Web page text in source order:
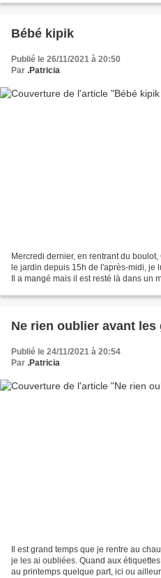
Bébé kipik
Publié le 26/11/2021 à 20:50
Par .Patricia
Mercredi dernier, en rentrant du
le jardin depuis 15h de l'après-midi, je
Il a mangé mais il est resté là dans un
Ne rien oublier avant
Publié le 24/11/2021 à 20:54
Par .Patricia
Il est grand temps que je rentre au
je les ai oubliées. Quand aux
au printemps quelque part, ici ou